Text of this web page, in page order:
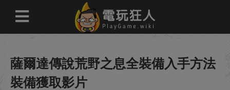
薩爾達傳說荒野之息全裝備入手方法
裝備獲取影片